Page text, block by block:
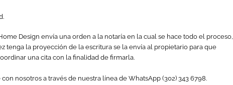
Design envía una orden a la notaría en la cual se hace todo el proceso,
tenga la proyección de la escritura se la envía al propietario para que
una cita con la finalidad de firmarla.
nosotros a través de nuestra línea de WhatsApp (302) 343 6798.